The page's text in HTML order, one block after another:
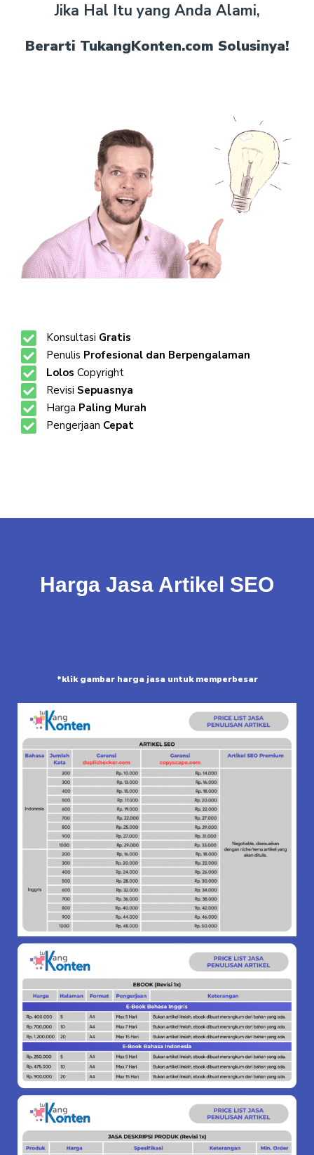
Jika Hal Itu yang Anda Alami,
Berarti TukangKonten.com Solusinya!
Konsultasi Gratis
Penulis Profesional dan Berpengalaman
Lolos Copyright
Revisi Sepuasnya
Harga Paling Murah
Pengerjaan Cepat
Harga Jasa Artikel SEO
*klik gambar harga jasa untuk memperbesar